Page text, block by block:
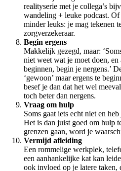
realityserie met je collega’s
wandeling + leuke podcast.
minder leuks: je mag tekenen
zorgverzekeraar.
Begin ergens
Makkelijk gezegd, maar:
niet weet wat je moet doen,
beginnen, begin je nergens.’
‘gewoon’ maar ergens te
besef je dan dat het wel
toch beter dan nergens.
Vraag om hulp
Soms gaat iets echt niet en
Het is dan juist goed om hulp
grenzen gaan, word je
Vermijd afleiding
Een rommelige werkplek,
een aanhankelijke kat kan
ook invloed op je latere